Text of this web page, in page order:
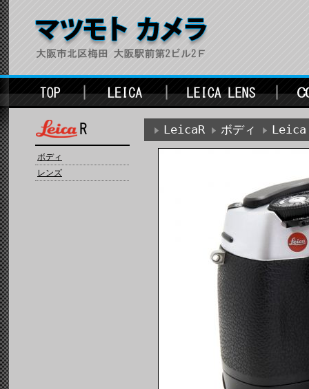
ボディ
レンズ
LeicaR ボディ Leica